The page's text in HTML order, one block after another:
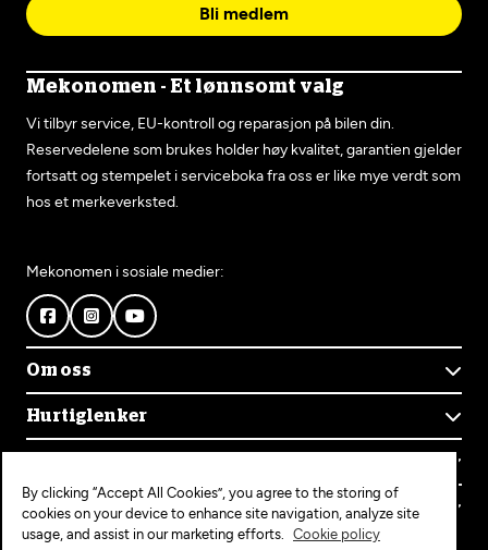
Bli medlem
Mekonomen - Et lønnsomt valg
Vi tilbyr service, EU-kontroll og reparasjon på bilen din.
Reservedelene som brukes holder høy kvalitet, garantien gjelder
fortsatt og stempelet i serviceboka fra oss er like mye verdt som
hos et merkeverksted.
Mekonomen i sosiale medier:
Om oss
Om Mekonomen
Mekonomens historie
Jobb i Mekonomen
Bærekraft
Bli Mekonomen-verksted
Hurtiglenker
Finn verksted
Bestill time
Opprett konto
Kundeservice
Ofte stilte spørsmål
Populære tjenester
Bilservice
By clicking “Accept All Cookies”, you agree to the storing of
cookies on your device to enhance site navigation, analyze site
usage, and assist in our marketing efforts.
Cookie policy